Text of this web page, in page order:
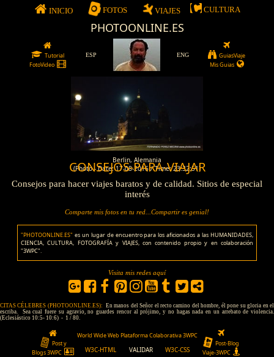
INICIO FOTOS VIAJES CULTURA
PHOTOONLINE.ES
Tutorial
FotoVideo
ESP ENG
GuiasViaje
Mis Guias
Berlin, Alemania
(Photo - Date: 17-08-2016 / Time: 23:32:51)
CONSEJOS-PARA-VIAJAR
Consejos para hacer viajes baratos y de calidad. Sitios de especial
interés
Comparte mis fotos en tu red...Compartir es genial!
"PHOTOONLINE.ES" es un lugar de encuentro para los aficionados a las HUMANIDADES,
CIENCIA, CULTURA, FOTOGRAFÍA y VIAJES, con contenido propio y en colaboración
"3WPC".
Visita mis redes aquí
CITAS CÉLEBRES (PHOTOONLINE.ES): En manos del Señor el recto camino del hombre, él pone su gloria en el
escriba. Sea cual fuere su agravio, no guardes rencor al prójimo, y no hagas nada en un arrebato de violencia.
(Eclesiástico 10:5- 10:6) - 1 / 80.
Post y
Blogs 3WPC
World Wide Web Plataforma Colaborativa 3WPC
W3C-HTML VALIDAR W3C-CSS
Post-Blog
Viaje-3WPC